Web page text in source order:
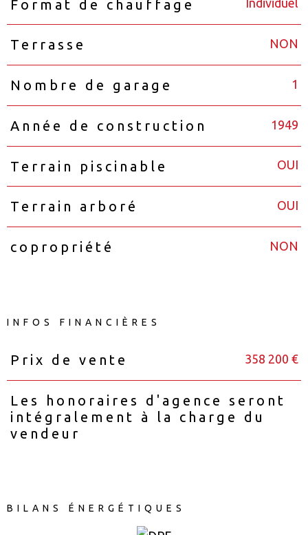
Format de chauffage Individuel
Terrasse NON
Nombre de garage 1
Année de construction 1949
Terrain piscinable OUI
Terrain arboré OUI
copropriété NON
INFOS FINANCIÈRES
Caractéristiques Valeurs
Prix de vente 358 200 €
Les honoraires d'agence seront
intégralement à la charge du
vendeur
BILANS ÉNERGÉTIQUES